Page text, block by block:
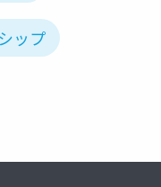
ップ